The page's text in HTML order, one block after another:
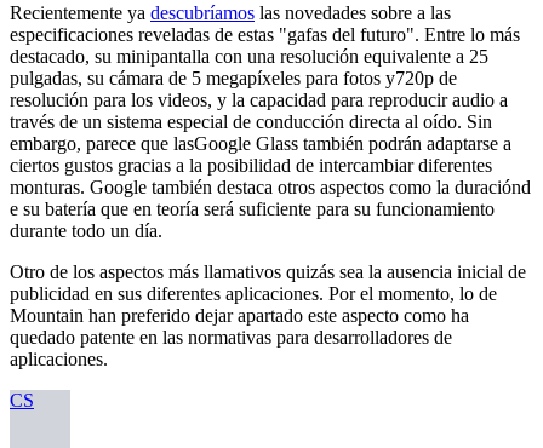
Recientemente ya descubríamos las novedades sobre a las
especificaciones reveladas de estas "gafas del futuro". Entre lo más
destacado, su minipantalla con una resolución equivalente a 25
pulgadas, su cámara de 5 megapíxeles para fotos y720p de
resolución para los videos, y la capacidad para reproducir audio a
través de un sistema especial de conducción directa al oído. Sin
embargo, parece que lasGoogle Glass también podrán adaptarse a
ciertos gustos gracias a la posibilidad de intercambiar diferentes
monturas. Google también destaca otros aspectos como la duraciónd
e su batería que en teoría será suficiente para su funcionamiento
durante todo un día.
Otro de los aspectos más llamativos quizás sea la ausencia inicial de
publicidad en sus diferentes aplicaciones. Por el momento, lo de
Mountain han preferido dejar apartado este aspecto como ha
quedado patente en las normativas para desarrolladores de
aplicaciones.
CS